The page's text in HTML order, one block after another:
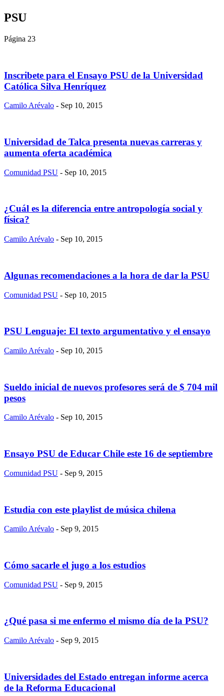
PSU
Página 23
Inscribete para el Ensayo PSU de la Universidad
Católica Silva Henríquez
Camilo Arévalo - Sep 10, 2015
Universidad de Talca presenta nuevas carreras y
aumenta oferta académica
Comunidad PSU - Sep 10, 2015
¿Cuál es la diferencia entre antropología social y
física?
Camilo Arévalo - Sep 10, 2015
Algunas recomendaciones a la hora de dar la PSU
Comunidad PSU - Sep 10, 2015
PSU Lenguaje: El texto argumentativo y el ensayo
Camilo Arévalo - Sep 10, 2015
Sueldo inicial de nuevos profesores será de $ 704 mil
pesos
Camilo Arévalo - Sep 10, 2015
Ensayo PSU de Educar Chile este 16 de septiembre
Comunidad PSU - Sep 9, 2015
Estudia con este playlist de música chilena
Camilo Arévalo - Sep 9, 2015
Cómo sacarle el jugo a los estudios
Comunidad PSU - Sep 9, 2015
¿Qué pasa si me enfermo el mismo día de la PSU?
Camilo Arévalo - Sep 9, 2015
Universidades del Estado entregan informe acerca
de la Reforma Educacional